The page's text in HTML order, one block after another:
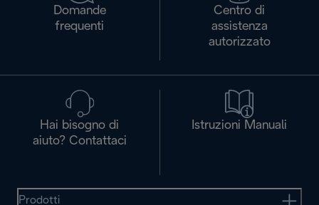
Domande
frequenti
Centro di
assistenza
autorizzato
Hai bisogno di
aiuto? Contattaci
Istruzioni Manuali
Prodotti